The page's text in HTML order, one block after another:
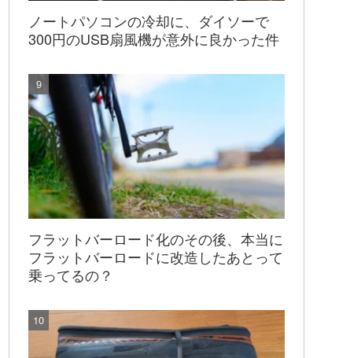
ノートパソコンの冷却に、ダイソーで
300円のUSB扇風機が意外に良かった件
フラットバーロード化のその後、本当に
フラットバーロードに改造したあとって
乗ってるの？